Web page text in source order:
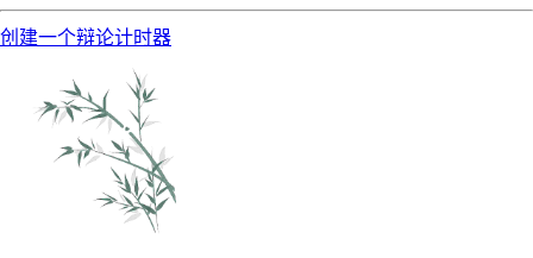
创建一个辩论计时器